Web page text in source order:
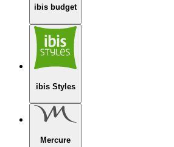
ibis budget
ibis Styles
Mercure